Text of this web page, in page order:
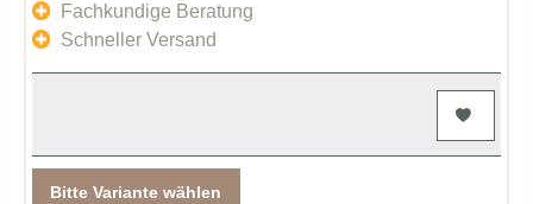
Fachkundige Beratung
Schneller Versand
Bitte Variante wählen